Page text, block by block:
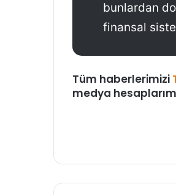
bunlardan
finansal
Tüm haberlerimizi
medya